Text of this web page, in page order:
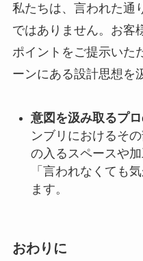
私たちは、言われた通
ではありません。お客
ポイントをご提示いた
ーンにある設計思想を
意図を汲み取るプロ
ンブリにおけるそ
の入るスペースや
「言われなくても
ます。
おわりに